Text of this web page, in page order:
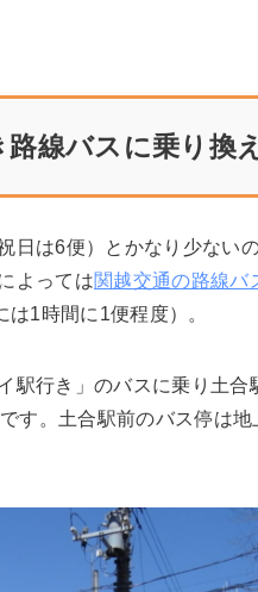
線バスに乗り換
日は6便）とかなり少ない
よっては関越交通の路線バ
1時間に1便程度）。
駅行き」のバスに乗り土合
す。土合駅前のバス停は地